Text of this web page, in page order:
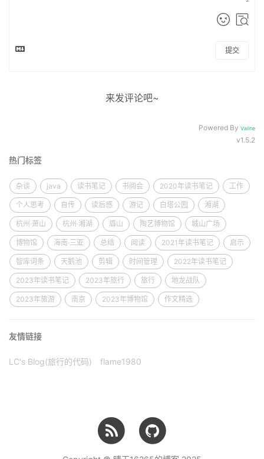
提交
来发评论吧~
Powered By Valine
v1.5.2
热门标签
杂谈 java 读书笔记 书阅会 2020年读书笔记 工作
个人思考 自传 读后感 游记 白塔公园 湘湖
杭州·萧山 杭州·湘湖 眉山 陶艺博物馆 城山广场
博物馆 海南·三亚 总结 阅读 2021年读书笔记 启示
智库词条 天鹅池 剪辑 时间管理 2022年读书笔记
2023年读书笔记 2023年旅行 旅行 地龙战队
2023年旅游 南京 2023年博物馆 作文精选
友情链接
LC's Blog(旅行的代码) flame1980